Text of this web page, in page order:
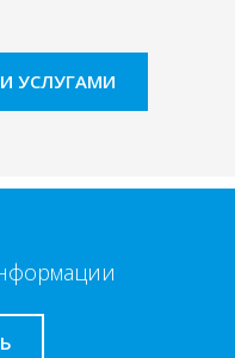
УСЛУГАМИ